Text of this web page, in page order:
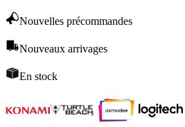
Nouvelles précommandes
Nouveaux arrivages
En stock